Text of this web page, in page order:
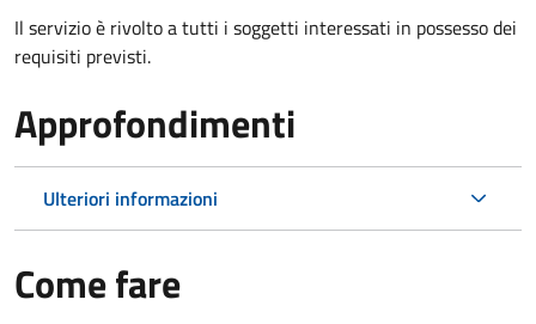
Il servizio è rivolto a tutti i soggetti interessati in possesso dei
requisiti previsti.
Approfondimenti
Ulteriori informazioni
Come fare